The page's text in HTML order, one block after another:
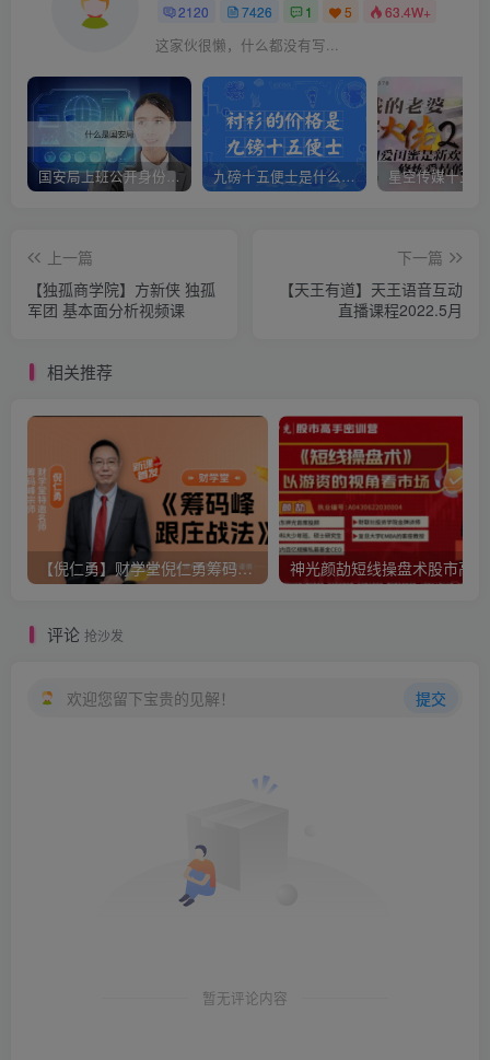
2120 7426 1 5 63.4W+
这家伙很懒，什么都没有写...
国安局上班公开身份是什么（国安身份对家人保密吗） 九磅十五便士是什么意思（九磅十五便士是什么梗）
上一篇
【独孤商学院】方新侠 独孤
军团 基本面分析视频课
下一篇
【天王有道】天王语音互动
直播课程2022.5月
相关推荐
【倪仁勇】财学堂倪仁勇筹码峰跟庄战法系统课+筹码峰指标
评论 抢沙发
欢迎您留下宝贵的见解！ 提交
暂无评论内容